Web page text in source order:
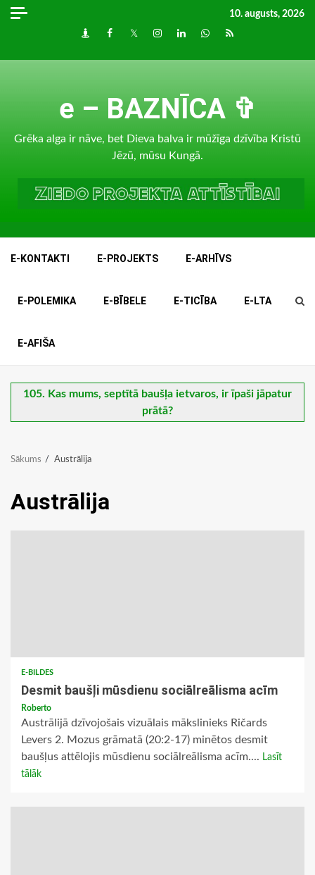
Skip
10. augusts, 2026
DraugiemFacebook
TwitterInstagram
LinkedInwhatsapp
RSS
e – BAZNĪCA ✞
Grēka alga ir nāve, bet Dieva balva ir mūžīga dzīvība Kristū
Jēzū, mūsu Kungā.
E-KONTAKTI E-PROJEKTS E-ARHĪVS
E-POLEMIKA E-BĪBELE E-TICĪBA E-LTA
E-AFIŠA
105. Kas mums, septītā baušļa ietvaros, ir īpaši jāpatur
prātā?
Sākums Austrālija
Austrālija
E-BILDES
Desmit baušļi mūsdienu sociālreālisma acīm
Roberto
Austrālijā dzīvojošais vizuālais mākslinieks Ričards
Levers 2. Mozus grāmatā (20:2-17) minētos desmit
baušļus attēlojis mūsdienu sociālreālisma acīm.... Lasīt
tālāk